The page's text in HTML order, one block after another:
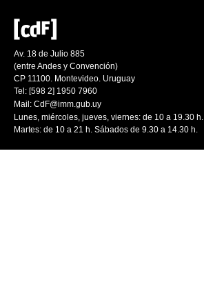
Av. 18 de Julio 885
(entre Andes y Convención)
CP 11100. Montevideo. Uruguay
Tel: [598 2] 1950 7960
Mail: CdF@imm.gub.uy
Lunes, miércoles, jueves, viernes: de 10 a 19.30 h.
Martes: de 10 a 21 h. Sábados de 9.30 a 14.30 h.